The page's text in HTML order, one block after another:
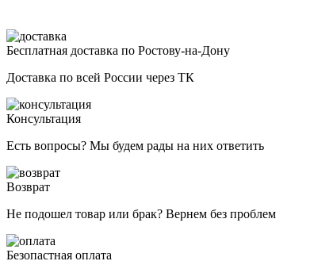
Бесплатная доставка по Ростову-на-Дону
Доставка по всей России через ТК
Консультация
Есть вопросы? Мы будем рады на них ответить
Возврат
Не подошел товар или брак? Вернем без проблем
Безопастная оплата